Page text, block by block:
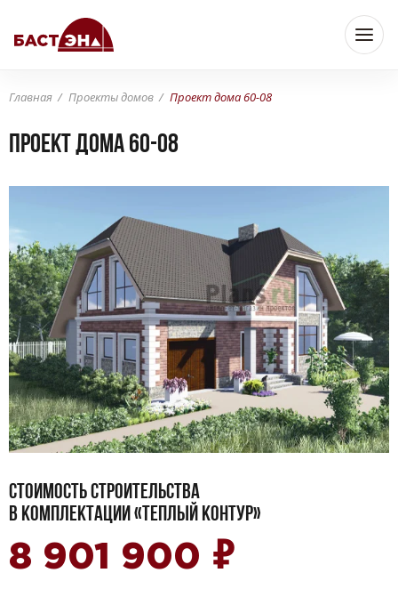
Главная Проекты домов Проект дома 60-08
Проект дома 60-08
СТОИМОСТЬ СТРОИТЕЛЬСТВА
В КОМПЛЕКТАЦИИ «ТЕПЛЫЙ КОНТУР»
8 901 900 ₽